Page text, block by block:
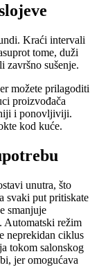
Kraći intervali
tome, duži
završno sušenje.
možete prilagoditi
proizvođača
i ponovljiviji.
kod kuće.
unutra, što
svaki put pritiskate
smanjuje
Automatski režim
neprekidan ciklus
tokom salonskog
jer omogućava